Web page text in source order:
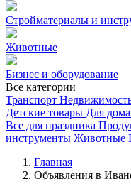
Стройматериалы и
Животные
Бизнес и оборудование
Все категории
Транспорт
Детские товары Для
Все для праздника
инструменты Животные
Главная
Объявления в